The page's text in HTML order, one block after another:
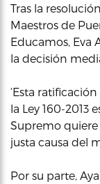
Tras la
Maestros de
Educamos, Eva
la decisión
‘Esta
la Ley 160-2013
Supremo quiere
justa causa del
Por su parte,